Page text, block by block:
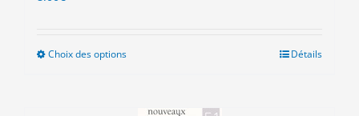
Choix des optionsCe
plusieurs
Détails